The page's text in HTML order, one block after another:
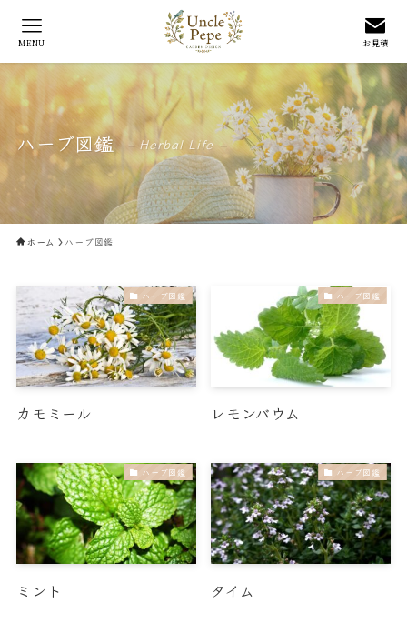
お見積
MENU
ハーブ図鑑 – Herbal Life –
ホーム ハーブ図鑑
ハーブ図鑑
カモミール
ハーブ図鑑
レモンバウム
ハーブ図鑑
ミント
ハーブ図鑑
タイム